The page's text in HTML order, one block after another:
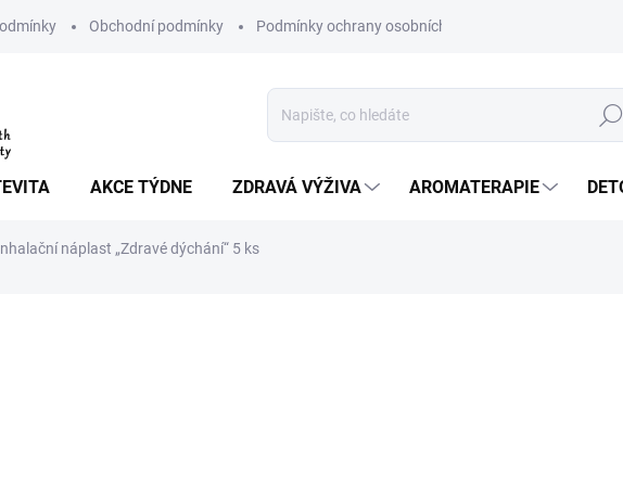
Obchodní podmínky Podmínky ochrany osobních údajů
AKCE TÝDNE ZDRAVÁ VÝŽIVA AROMATERAPIE
náplast „Zdravé dýchání“ 5 ks